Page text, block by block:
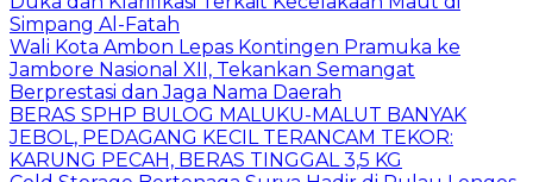
Simpang Al-Fatah
Wali Kota Ambon Lepas Kontingen Pramuka ke
Jambore Nasional XII, Tekankan Semangat
Berprestasi dan Jaga Nama Daerah
BERAS SPHP BULOG MALUKU-MALUT BANYAK
JEBOL, PEDAGANG KECIL TERANCAM TEKOR:
KARUNG PECAH, BERAS TINGGAL 3,5 KG